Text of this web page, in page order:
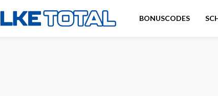
BONUSCODES